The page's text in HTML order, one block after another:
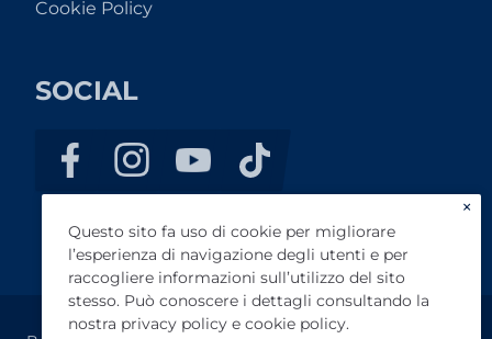
Cookie Policy
SOCIAL
×
Questo sito fa uso di cookie per migliorare
l’esperienza di navigazione degli utenti e per
raccogliere informazioni sull’utilizzo del sito
stesso. Può conoscere i dettagli consultando la
nostra privacy policy e cookie policy.